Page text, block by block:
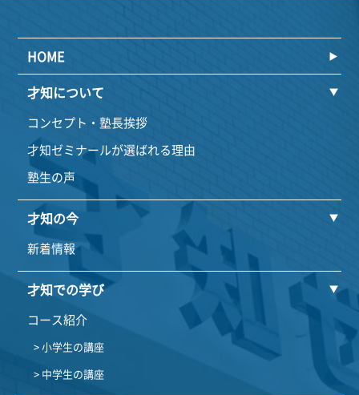
HOME
才知について
コンセプト・塾長挨拶
才知ゼミナールが選ばれる理由
塾生の声
才知の今
新着情報
才知での学び
コース紹介
> 小学生の講座
> 中学生の講座